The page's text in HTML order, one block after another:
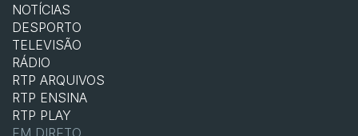
NOTÍCIAS
DESPORTO
TELEVISÃO
RÁDIO
RTP ARQUIVOS
RTP ENSINA
RTP PLAY
EM DIRETO